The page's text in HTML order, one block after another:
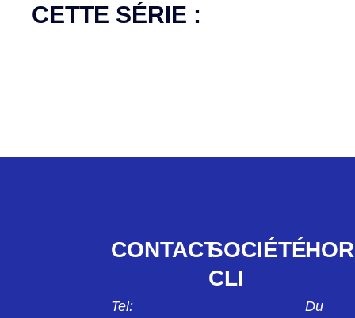
CETTE SÉRIE :
CONTACT
Tel:
SOCIÉTÉ
CLI
Du